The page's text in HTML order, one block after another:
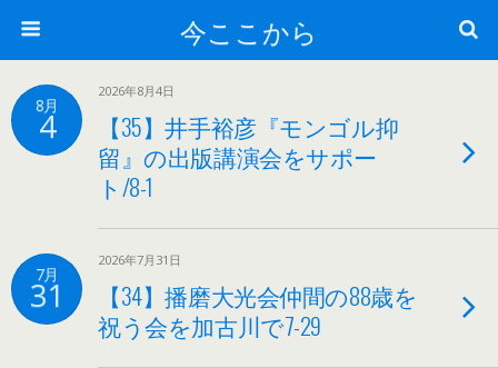
今ここから
8月
4
2026年8月4日
【35】井手裕彦『モンゴル抑
留』の出版講演会をサポー
ト/8-1
7月
31
2026年7月31日
【34】播磨大光会仲間の88歳を
祝う会を加古川で7-29